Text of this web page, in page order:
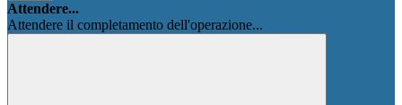
Attendere...
Attendere il completamento dell'operazione...